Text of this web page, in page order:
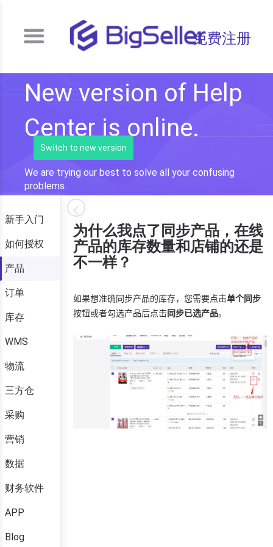
免费注册
New version of Help
Center is online.
Switch to new version
We are trying our best to solve all your confusing
problems.
新手入门
如何授权
产品
订单
库存
WMS
物流
三方仓
采购
营销
数据
财务软件
APP
Blog
为什么我点了同步产品，在线
产品的库存数量和店铺的还是
不一样？